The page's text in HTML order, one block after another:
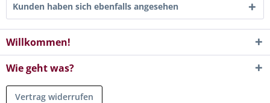
Kunden haben sich ebenfalls angesehen
Willkommen!
Wie geht was?
Vertrag widerrufen